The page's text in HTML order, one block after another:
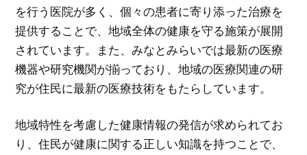
を行う医院が多く、個々の患者に寄り添った治療を
提供することで、地域全体の健康を守る施策が展開
されています。また、みなとみらいでは最新の医療
機器や研究機関が揃っており、地域の医療関連の研
究が住民に最新の医療技術をもたらしています。
地域特性を考慮した健康情報の発信が求められてお
り、住民が健康に関する正しい知識を持つことで、